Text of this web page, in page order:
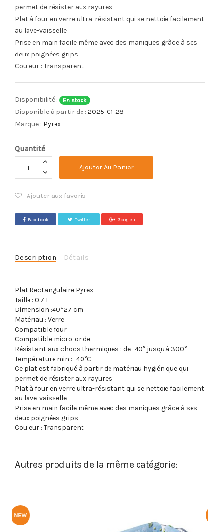
permet de résister aux rayures
Plat à four en verre ultra-résistant qui se nettoie facilement
au lave-vaisselle
Prise en main facile même avec des maniques grâce à ses
deux poignées grips
Couleur : Transparent
Disponibilité : En stock
Disponible à partir de : 2025-01-28
Marque : Pyrex
Quantité
Ajouter Au Panier
Ajouter aux favoris
Facebook Twitter Google +
Description Détails
Plat Rectangulaire Pyrex
Taille : 0.7 L
Dimension :40*27 cm
Matériau : Verre
Compatible four
Compatible micro-onde
Résistant aux chocs thermiques : de -40° jusqu'à 300°
Température min : -40°C
Ce plat est fabriqué à partir de matériau hygiénique qui
permet de résister aux rayures
Plat à four en verre ultra-résistant qui se nettoie facilement
au lave-vaisselle
Prise en main facile même avec des maniques grâce à ses
deux poignées grips
Couleur : Transparent
Autres produits de la même catégorie: